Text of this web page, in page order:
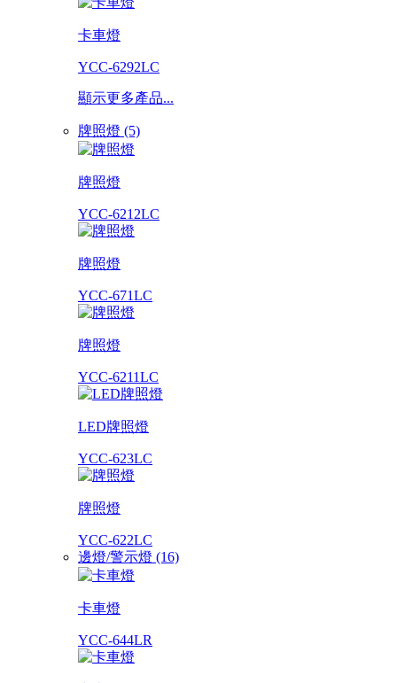
卡車燈
YCC-6292LC
顯示更多產品...
牌照燈 (5)
牌照燈
YCC-6212LC
牌照燈
YCC-671LC
牌照燈
YCC-6211LC
LED牌照燈
YCC-623LC
牌照燈
YCC-622LC
邊燈/警示燈 (16)
卡車燈
YCC-644LR